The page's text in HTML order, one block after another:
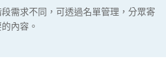
需求不同，可透過名單管理，分眾寄
內容。